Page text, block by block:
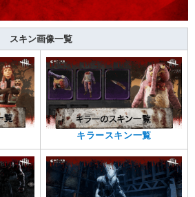
スキン画像一覧
キラースキン一覧